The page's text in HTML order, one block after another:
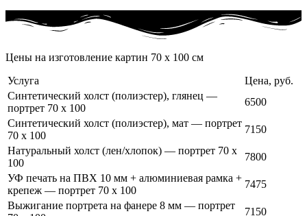
Цены на изготовление картин 70 x 100 см
Услуга
Цена, руб.
Синтетический холст (полиэстер), глянец —
портрет 70 x 100
6500
Синтетический холст (полиэстер), мат — портрет
70 x 100
7150
Натуральный холст (лен/хлопок) — портрет 70 x
100
7800
УФ печать на ПВХ 10 мм + алюминиевая рамка +
крепеж — портрет 70 x 100
7475
Выжигание портрета на фанере 8 мм — портрет
7150